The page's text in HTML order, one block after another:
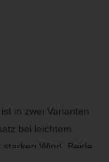
in zwei Varianten
bei leichtem
Wind. Beide